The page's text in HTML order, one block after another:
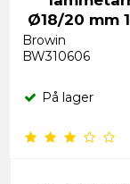
Ø18/20 mm
Browin
BW310606
På lager